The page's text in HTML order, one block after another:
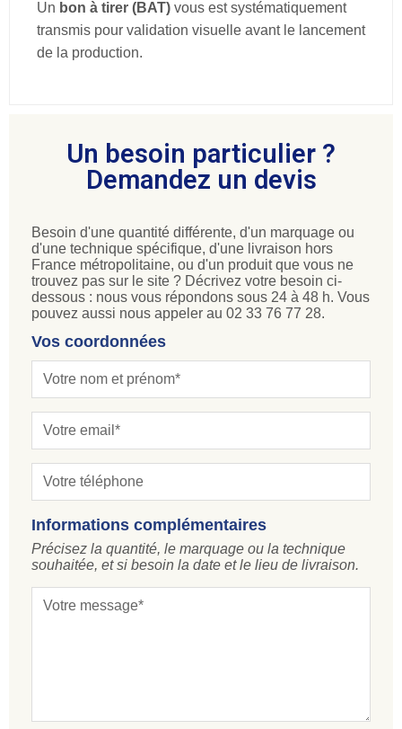
Un bon à tirer (BAT) vous est systématiquement
transmis pour validation visuelle avant le lancement
de la production.
Un besoin particulier ?
Demandez un devis
Besoin d'une quantité différente, d'un marquage ou
d'une technique spécifique, d'une livraison hors
France métropolitaine, ou d'un produit que vous ne
trouvez pas sur le site ? Décrivez votre besoin ci-
dessous : nous vous répondons sous 24 à 48 h. Vous
pouvez aussi nous appeler au 02 33 76 77 28.
Vos coordonnées
Informations complémentaires
Précisez la quantité, le marquage ou la technique
souhaitée, et si besoin la date et le lieu de livraison.